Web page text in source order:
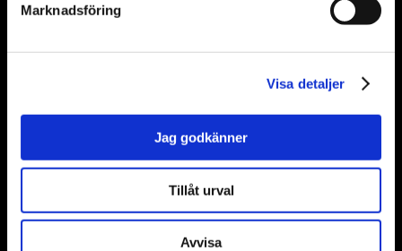
Marknadsföring
Visa detaljer
Jag godkänner
Tillåt urval
Avvisa
Vilken utbildning går du/har du gått?